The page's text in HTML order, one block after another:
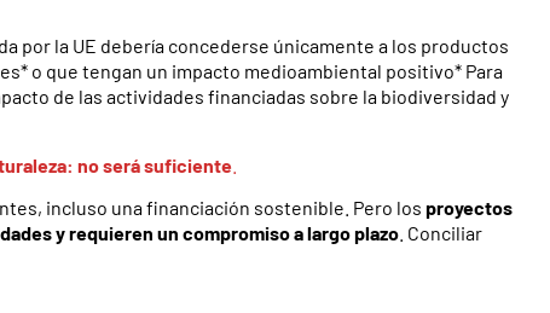
por la UE debería concederse únicamente a los productos
o que tengan un impacto medioambiental positivo* Para
de las actividades financiadas sobre la biodiversidad y
no será suficiente.
incluso una financiación sostenible. Pero los proyectos
y requieren un compromiso a largo plazo. Conciliar